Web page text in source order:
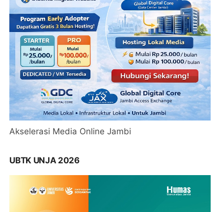
Akselerasi Media Online Jambi
UBTK UNJA 2026